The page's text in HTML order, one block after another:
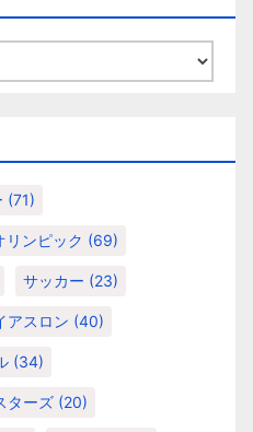
(71)
リンピック (69)
サッカー (23)
アスロン (40)
(34)
ターズ (20)